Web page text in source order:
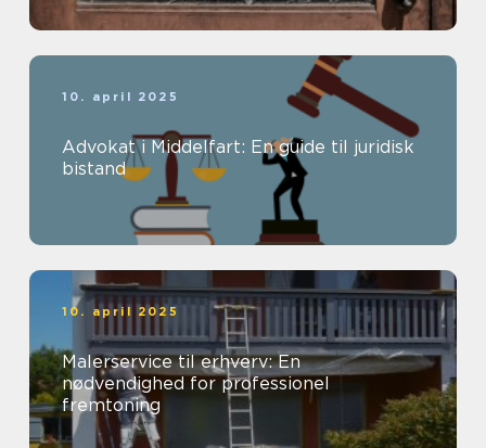
10. april 2025
Advokat i Middelfart: En guide til juridisk
bistand
10. april 2025
Malerservice til erhverv: En
nødvendighed for professionel
fremtoning